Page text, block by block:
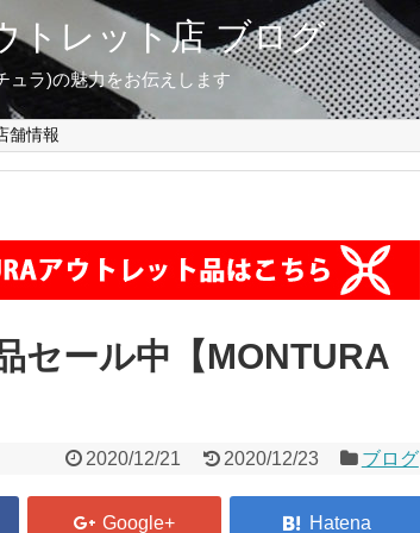
トレット店 ブログ
ュラ)の魅力をお伝えします
舗情報
セール中【MONTURA
2020/12/21 2020/12/23 ブログ